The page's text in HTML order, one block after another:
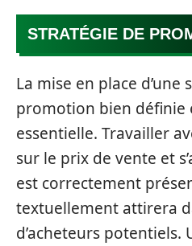
STRATÉGIE DE
La mise en place d’une
promotion bien définie
essentielle. Travailler
sur le prix de vente et
est correctement
textuellement attirera
d’acheteurs potentiels.